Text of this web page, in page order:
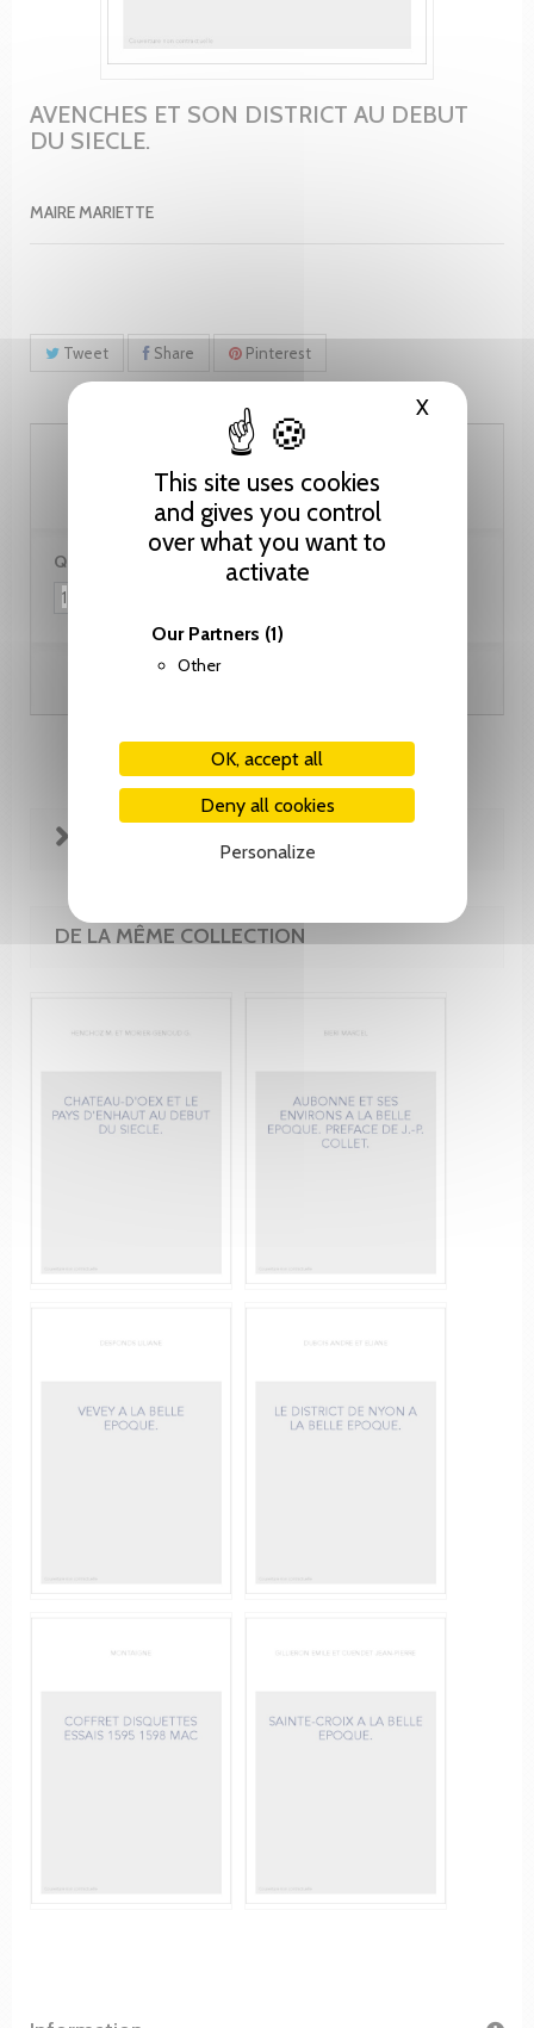
This site uses cookies
and gives you control
over what you want to
activate
Our Partners (1)
Other
OK, accept all
Deny all cookies
Personalize
XHide
AVENCHES ET SON DISTRICT AU DEBUT
DU SIECLE.
MAIRE MARIETTE
Tweet Share Pinterest
28.00 CHF
Quantity:
DE LA MÊME COLLECTION